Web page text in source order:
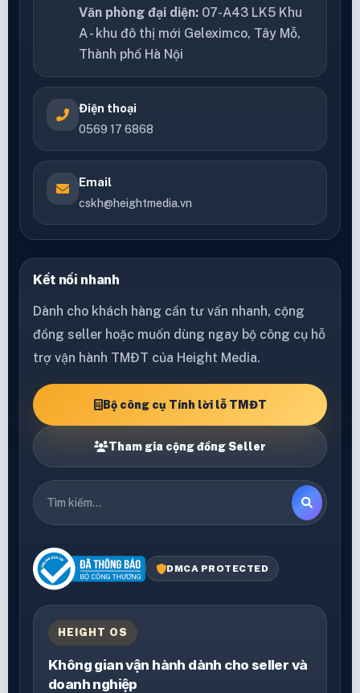
Văn phòng đại diện: 07-A43 LK5 Khu
A - khu đô thị mới Geleximco, Tây Mỗ,
Thành phố Hà Nội
Điện thoại
0569 17 6868
Email
cskh@heightmedia.vn
Kết nối nhanh
Dành cho khách hàng cần tư vấn nhanh, cộng
đồng seller hoặc muốn dùng ngay bộ công cụ hỗ
trợ vận hành TMĐT của Height Media.
Bộ công cụ Tính lời lỗ TMĐT
Tham gia cộng đồng Seller
DMCA PROTECTED
HEIGHT OS
Không gian vận hành dành cho seller và
doanh nghiệp